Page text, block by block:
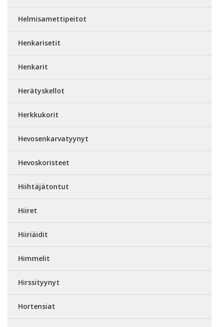
Helmisamettipeitot
Henkarisetit
Henkarit
Herätyskellot
Herkkukorit
Hevosenkarvatyynyt
Hevoskoristeet
Hiihtäjätontut
Hiiret
Hiiriäidit
Himmelit
Hirssityynyt
Hortensiat